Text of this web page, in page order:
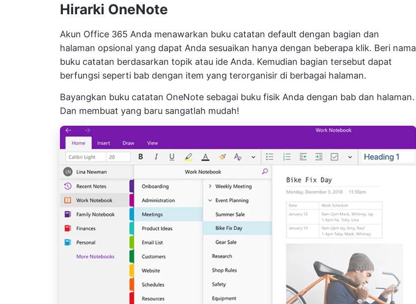
Hirarki OneNote
Akun Office 365 Anda menawarkan buku catatan default dengan bagian dan
halaman opsional yang dapat Anda sesuaikan hanya dengan beberapa klik. Beri nama
buku catatan berdasarkan topik atau ide Anda. Kemudian bagian tersebut dapat
berfungsi seperti bab dengan item yang terorganisir di berbagai halaman.
Bayangkan buku catatan OneNote sebagai buku fisik Anda dengan bab dan halaman.
Dan membuat yang baru sangatlah mudah!